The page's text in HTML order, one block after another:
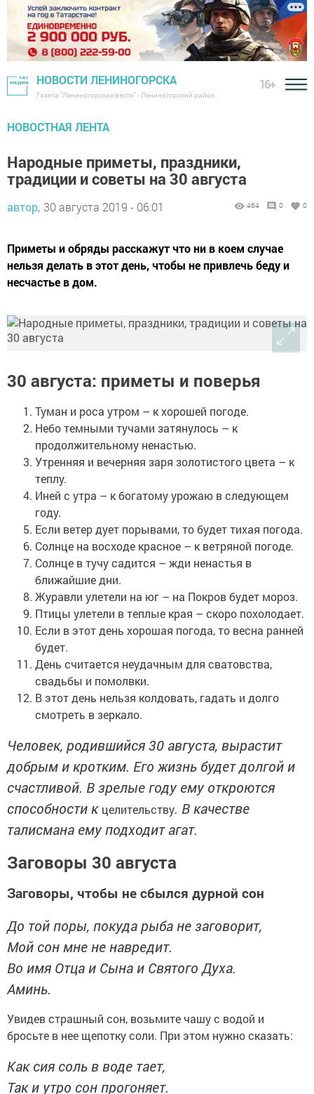
НОВОСТИ ЛЕНИНОГОРСКА
Газета "Лениногорские вести" - Лениногорский район
16+
НОВОСТНАЯ ЛЕНТА
Народные приметы, праздники,
традиции и советы на 30 августа
автор, 30 августа 2019 - 06:01 464 0 0
Приметы и обряды расскажут что ни в коем случае
нельзя делать в этот день, чтобы не привлечь беду и
несчастье в дом.
30 августа: приметы и поверья
Туман и роса утром – к хорошей погоде.
Небо темными тучами затянулось – к
продолжительному ненастью.
Утренняя и вечерняя заря золотистого цвета – к
теплу.
Иней с утра – к богатому урожаю в следующем
году.
Если ветер дует порывами, то будет тихая погода.
Солнце на восходе красное – к ветряной погоде.
Солнце в тучу садится – жди ненастья в
ближайшие дни.
Журавли улетели на юг – на Покров будет мороз.
Птицы улетели в теплые края – скоро похолодает.
Если в этот день хорошая погода, то весна ранней
будет.
День считается неудачным для сватовства,
свадьбы и помолвки.
В этот день нельзя колдовать, гадать и долго
смотреть в зеркало.
Человек, родившийся 30 августа, вырастит
добрым и кротким. Его жизнь будет долгой и
счастливой. В зрелые году ему откроются
способности к целительству. В качестве
талисмана ему подходит агат.
Заговоры 30 августа
Заговоры, чтобы не сбылся дурной сон
До той поры, покуда рыба не заговорит,
Мой сон мне не навредит.
Во имя Отца и Сына и Святого Духа.
Аминь.
Увидев страшный сон, возьмите чашу с водой и
бросьте в нее щепотку соли. При этом нужно сказать:
Как сия соль в воде тает,
Так и утро сон прогоняет.